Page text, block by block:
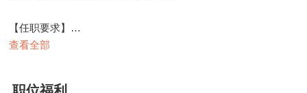
【任职要求】
1. 具备良好的编程能力和学习能力；
查看全部